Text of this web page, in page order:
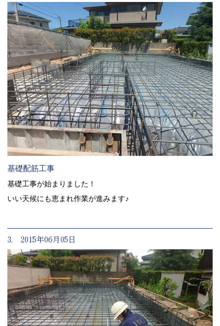
基礎配筋工事
基礎工事が始まりました！
いい天候にも恵まれ作業が進みます♪
3. 2015年06月05日